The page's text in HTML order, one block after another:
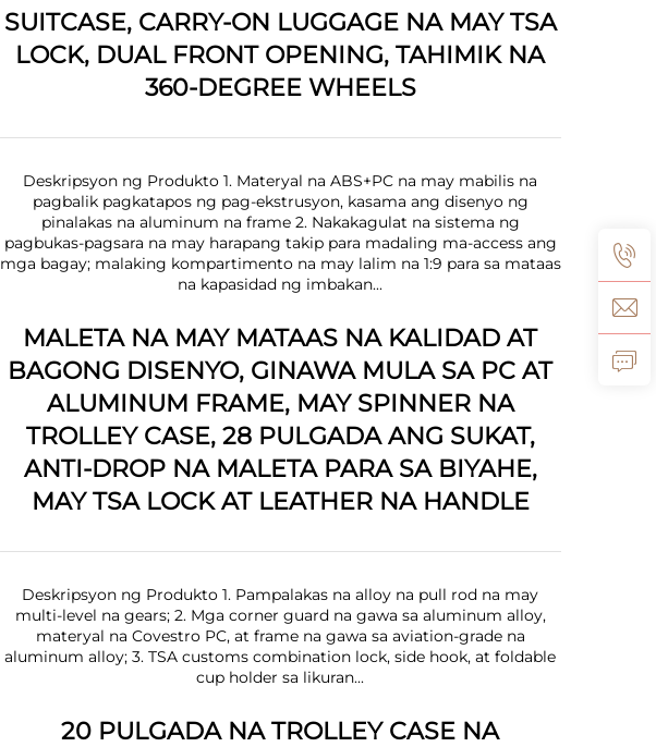
SUITCASE, CARRY-ON LUGGAGE NA MAY TSA
LOCK, DUAL FRONT OPENING, TAHIMIK NA
360-DEGREE WHEELS
Deskripsyon ng Produkto 1. Materyal na ABS+PC na may mabilis na
pagbalik pagkatapos ng pag-ekstrusyon, kasama ang disenyo ng
pinalakas na aluminum na frame 2. Nakakagulat na sistema ng
pagbukas-pagsara na may harapang takip para madaling ma-access ang
mga bagay; malaking kompartimento na may lalim na 1:9 para sa mataas
na kapasidad ng imbakan...
MALETA NA MAY MATAAS NA KALIDAD AT
BAGONG DISENYO, GINAWA MULA SA PC AT
ALUMINUM FRAME, MAY SPINNER NA
TROLLEY CASE, 28 PULGADA ANG SUKAT,
ANTI-DROP NA MALETA PARA SA BIYAHE,
MAY TSA LOCK AT LEATHER NA HANDLE
Deskripsyon ng Produkto 1. Pampalakas na alloy na pull rod na may
multi-level na gears; 2. Mga corner guard na gawa sa aluminum alloy,
materyal na Covestro PC, at frame na gawa sa aviation-grade na
aluminum alloy; 3. TSA customs combination lock, side hook, at foldable
cup holder sa likuran...
20 PULGADA NA TROLLEY CASE NA